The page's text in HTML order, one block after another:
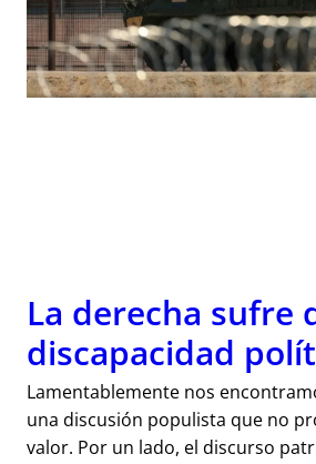
La derecha sufre
discapacidad
Lamentablemente nos
una discusión populista que no
valor. Por un lado, el discurso